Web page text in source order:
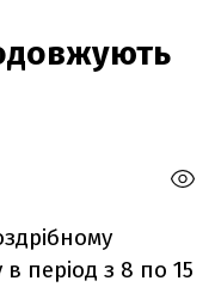
в період з 8 по 15